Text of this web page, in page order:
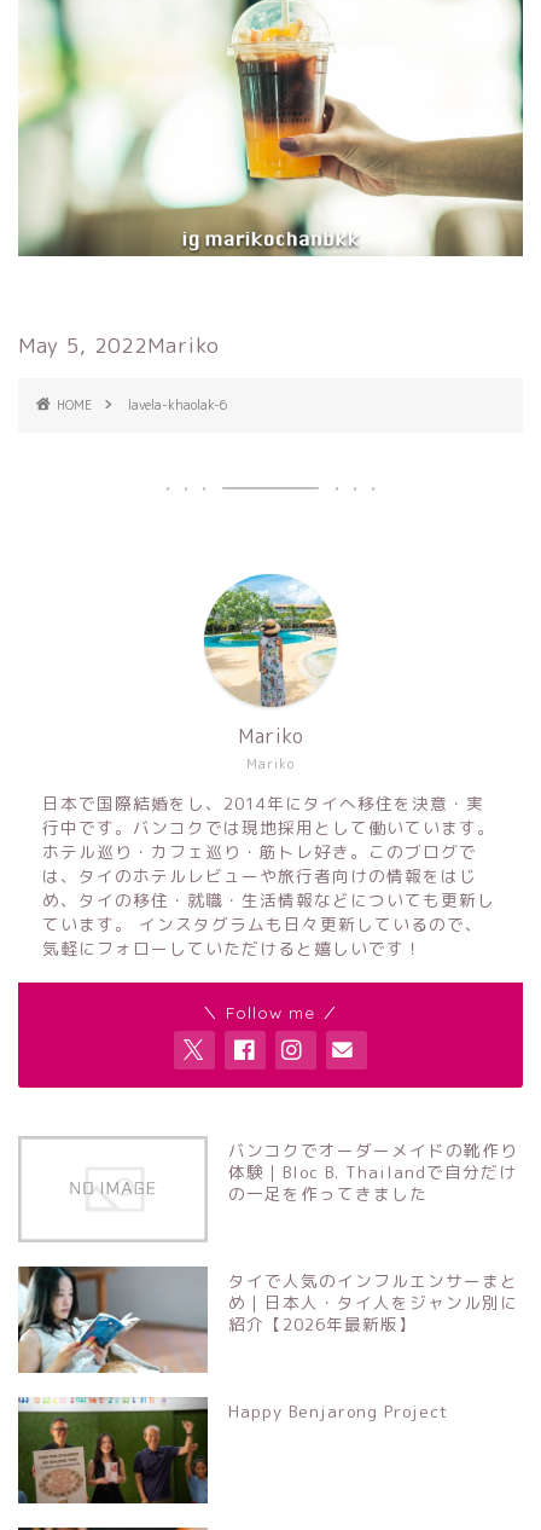
May 5, 2022Mariko
HOME lavela-khaolak-6
Mariko
Mariko
日本で国際結婚をし、2014年にタイへ移住を決意・実
行中です。バンコクでは現地採用として働いています。
ホテル巡り・カフェ巡り・筋トレ好き。このブログで
は、タイのホテルレビューや旅行者向けの情報をはじ
め、タイの移住・就職・生活情報などについても更新し
ています。 インスタグラムも日々更新しているので、
気軽にフォローしていただけると嬉しいです！
＼ Follow me ／
バンコクでオーダーメイドの靴作り
体験｜Bloc B. Thailandで自分だけ
の一足を作ってきました
タイで人気のインフルエンサーまと
め｜日本人・タイ人をジャンル別に
紹介【2026年最新版】
Happy Benjarong Project